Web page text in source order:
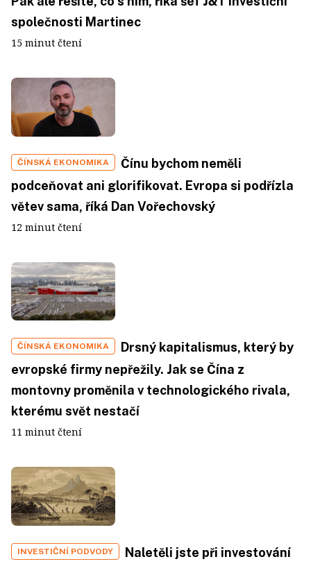
společnosti Martinec
15 minut čtení
ČÍNSKÁ EKONOMIKA
Čínu bychom neměli
podceňovat ani glorifikovat. Evropa si podřízla
větev sama, říká Dan Vořechovský
12 minut čtení
ČÍNSKÁ EKONOMIKA
Drsný kapitalismus, který by
evropské firmy nepřežily. Jak se Čína z
montovny proměnila v technologického rivala,
kterému svět nestačí
11 minut čtení
INVESTIČNÍ PODVODY
Naletěli jste při investování